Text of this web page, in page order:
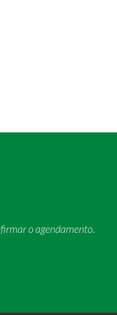
o agendamento.